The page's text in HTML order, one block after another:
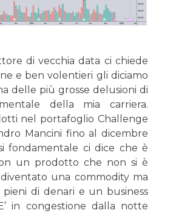
di vecchia data ci chiede
e ben volentieri gli diciamo
delle più grosse delusioni di
della mia carriera.
nel portafoglio Challenge
Mancini fino al dicembre
fondamentale ci dice che è
un prodotto che non si è
una commodity ma
di denari e un business
in congestione dalla notte